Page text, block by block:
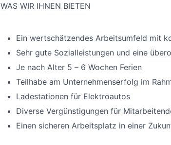
WAS WIR IHNEN BIETEN
Ein wertschätzendes Arbeitsumfeld mit
Sehr gute Sozialleistungen und eine
Je nach Alter 5 – 6 Wochen Ferien
Teilhabe am Unternehmenserfolg im
Ladestationen für Elektroautos
Diverse Vergünstigungen für
Einen sicheren Arbeitsplatz in einer